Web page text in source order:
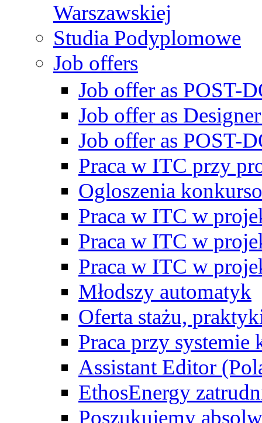
Warszawskiej
Studia Podyplomowe
Job offers
Job offer as POST-
Job offer as
Job offer as POST-
Praca w ITC przy
Ogloszenia
Praca w ITC w
Praca w ITC w
Praca w ITC w
Młodszy automatyk
Oferta stażu,
Praca przy
Assistant Editor
EthosEnergy
Poszukujemy